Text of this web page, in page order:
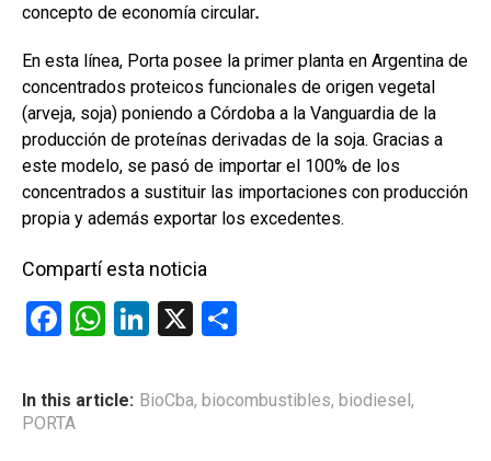
concepto de economía circular.
En esta línea, Porta posee la primer planta en Argentina de
concentrados proteicos funcionales de origen vegetal
(arveja, soja) poniendo a Córdoba a la Vanguardia de la
producción de proteínas derivadas de la soja. Gracias a
este modelo, se pasó de importar el 100% de los
concentrados a sustituir las importaciones con producción
propia y además exportar los excedentes.
Compartí esta noticia
F
ce
b
W
at
Li
ke
X
m
In this article: BioCba, biocombustibles, biodiesel ,
PORTA